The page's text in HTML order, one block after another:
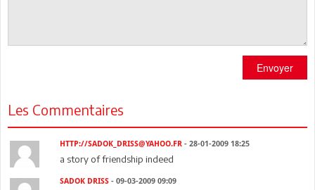
Envoyer
Les Commentaires
HTTP://SADOK_DRISS@YAHOO.FR - 28-01-2009 18:25
a story of friendship indeed
SADOK DRISS - 09-03-2009 09:09